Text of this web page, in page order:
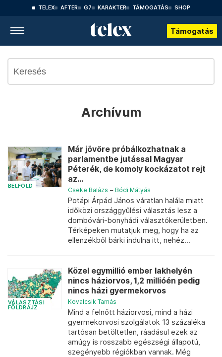
TELEX AFTER G7 KARAKTER TÁMOGATÁS SHOP
Támogatás
Archívum
BELFÖLD
Már jövőre próbálkozhatnak a
parlamentbe jutással Magyar
Péterék, de komoly kockázatot rejt
az...
Cseke Balázs – Bódi Mátyás
Potápi Árpád János váratlan halála miatt
időközi országgyűlési választás lesz a
dombóvári-bonyhádi választókerületben.
Térképeken mutatjuk meg, hogy ha az
ellenzékből bárki indulna itt, nehéz...
VÁLASZTÁSI
FÖLDRAJZ
Közel egymillió ember lakhelyén
nincs háziorvos, 1,2 millióén pedig
nincs házi gyermekorvos
Kovalcsik Tamás
Mind a felnőtt háziorvosi, mind a házi
gyermekorvosi szolgálatok 13 százaléka
tartósan betöltetlen, ráadásul ezek az
amúgy is rosszabb egészségi állapotú,
szegényebb régiókban vannak. Még